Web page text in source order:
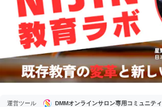
運営ツール DMMオンラインサロン専用コミュニティ